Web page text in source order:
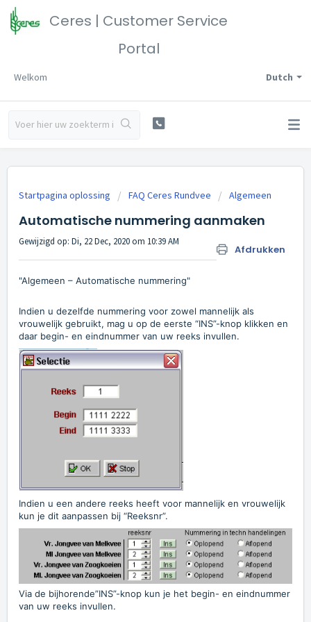
Ceres | Customer Service
Portal
Dutch
Welkom
Startpagina oplossing FAQ Ceres Rundvee Algemeen
Automatische nummering aanmaken
Afdrukken
Gewijzigd op: Di, 22 Dec, 2020 om 10:39 AM
"Algemeen – Automatische nummering"
Indien u dezelfde nummering voor zowel mannelijk als
vrouwelijk gebruikt, mag u op de eerste “INS”-knop klikken en
daar begin- en eindnummer van uw reeks invullen.
Indien u een andere reeks heeft voor mannelijk en vrouwelijk
kun je dit aanpassen bij “Reeksnr”.
Via de bijhorende”INS”-knop kun je het begin- en eindnummer
van uw reeks invullen.